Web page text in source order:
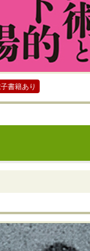
書籍あり